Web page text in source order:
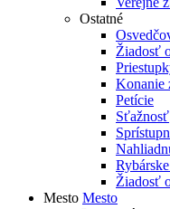
Ostatné
Žiadosť
Konanie
Petície
Sťažnosť
Žiadosť
Mesto Mesto